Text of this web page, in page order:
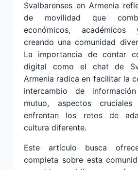
Svalbarenses en Armenia
de movilidad que
económicos, académicos
creando una comunidad
La importancia de contar
digital como el chat de
Armenia radica en facilitar la
intercambio de
mutuo, aspectos
enfrentan los retos de
cultura diferente.
Este artículo busca
completa sobre esta